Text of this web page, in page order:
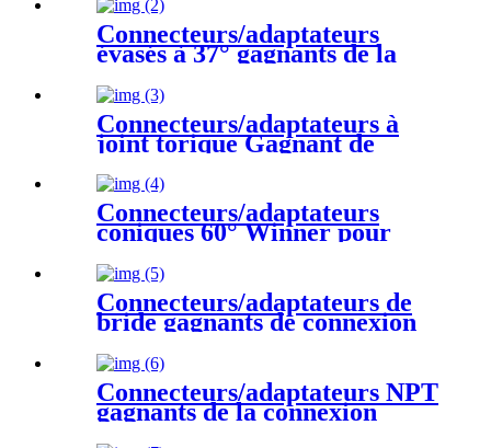
Connecteurs/adaptateurs
évasés à 37° gagnants de la
connexion d'alimentation
hydraulique
Connecteurs/adaptateurs à
joint torique Gagnant de
connexion d'alimentation
hydraulique
Connecteurs/adaptateurs
coniques 60° Winner pour
BSP
Connecteurs/adaptateurs de
bride gagnants de connexion
Connecteurs/adaptateurs NPT
gagnants de la connexion